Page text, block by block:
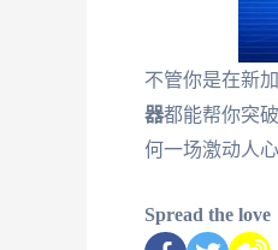
不管你是在新
器都能帮你突
何一场激动人心
Spread the love